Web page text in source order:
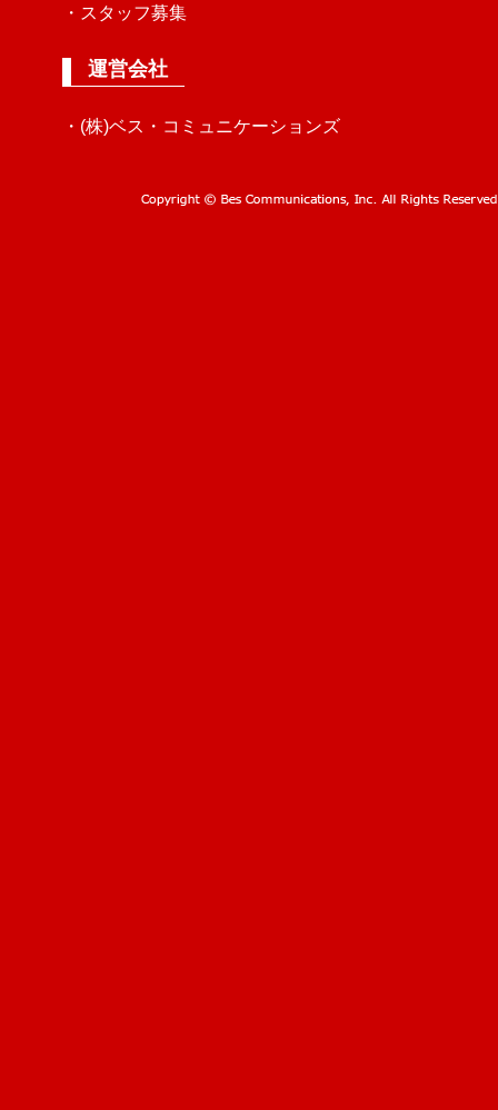
・スタッフ募集
運営会社
・(株)ベス・コミュニケーションズ